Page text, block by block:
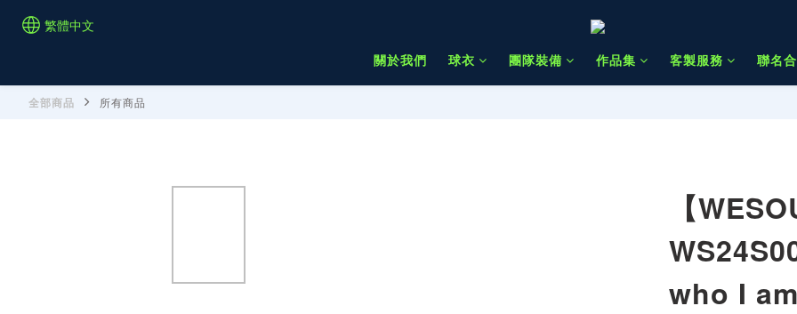
繁體中文
關於我們
球衣 團隊裝備 作品集 客製服務 聯名
全部商品 所有商品
【
who I